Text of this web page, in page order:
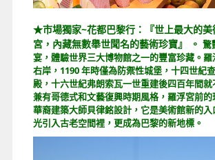
★市場獨家~花都巴黎行：『世上最大的美
宮，內藏無數舉世聞名的藝術珍寶』 。 驚
宴，體驗世界三大博物館之一的豐富珍藏。
右岸，1190 年時僅為防禦性城堡，十四世紀
殿，十六世紀弗朗索瓦一世重建後四百年間就
兼有哥德式和文藝復興時期風格，羅浮宮前
華裔建築大師貝律銘設計，它是美術館新的
光引入古老空間裡，更成為巴黎的新地標。